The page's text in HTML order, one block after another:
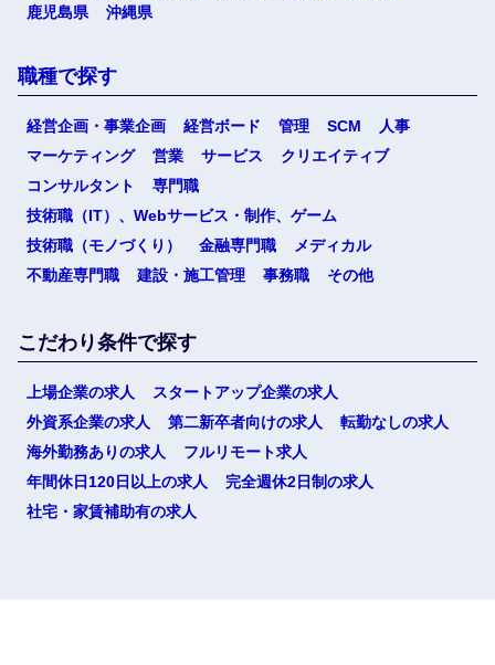
鹿児島県
沖縄県
職種で探す
経営企画・事業企画 経営ボード 管理 SCM
人事
マーケティング
営業 サービス
クリエイティブ
コンサルタント
専門職
技術職（IT）、Webサービス・制作、ゲーム
技術職（モノづくり）
金融専門職
メディカル
不動産専門職
建設・施工管理 事務職 その他
こだわり条件で探す
上場企業の求人
スタートアップ企業の求人
外資系企業の求人
第二新卒者向けの求人
転勤なしの求人
海外勤務ありの求人
フルリモート求人
年間休日120日以上の求人
完全週休2日制の求人
社宅・家賃補助有の求人